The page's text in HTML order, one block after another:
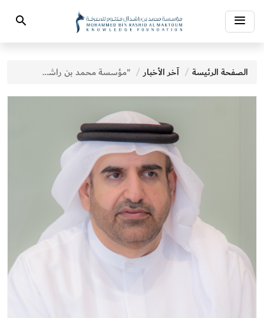
Toggle
navigation
Search
الصفحة الرئيسة آخر الأخبار "مؤسسة محمد بن راشد للمعرفة" تشارك في "مؤتمر الحكومات والشركات والمجتمع المدني"